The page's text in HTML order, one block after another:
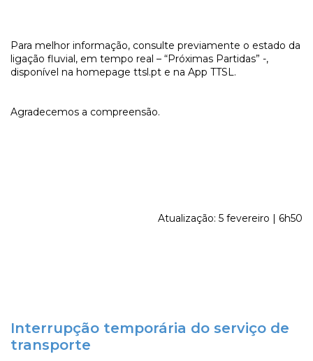
Para melhor informação, consulte previamente o estado da
ligação fluvial, em tempo real – “Próximas Partidas” -,
disponível na homepage ttsl.pt e na App TTSL.
Agradecemos a compreensão.
Atualização: 5 fevereiro | 6h50
Interrupção temporária do serviço de
transporte